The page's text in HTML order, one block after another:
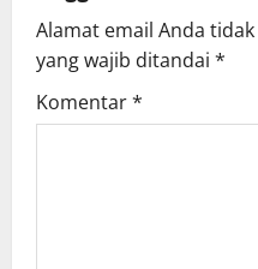
i
g
a
Alamat email Anda
yang wajib ditandai *
Komentar*